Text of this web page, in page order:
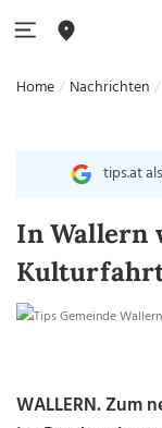
Home Nachrichten
tips.at
In Wallern
WALLERN. Zum